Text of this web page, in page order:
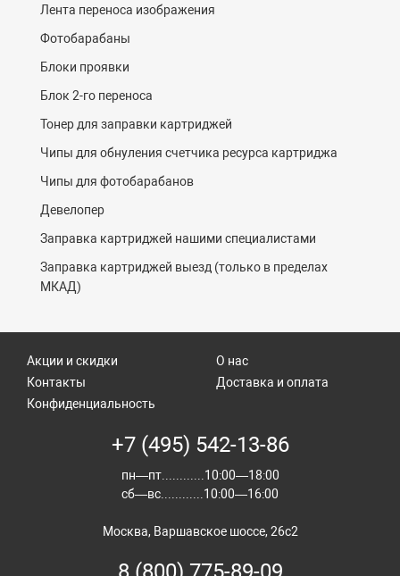
Лента переноса изображения
Фотобарабаны
Блоки проявки
Блок 2-го переноса
Тонер для заправки картриджей
Чипы для обнуления счетчика ресурса картриджа
Чипы для фотобарабанов
Девелопер
Заправка картриджей нашими специалистами
Заправка картриджей выезд (только в пределах
МКАД)
Акции и скидки
Контакты
О нас
Доставка и оплата
Конфиденциальность
+7 (495) 542-13-86
пн—пт............10:00—18:00
сб—вс............10:00—16:00
Москва, Варшавское шоссе, 26с2